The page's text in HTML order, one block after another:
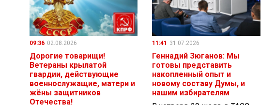
09:36 02.08.2026
Дорогие товарищи!
Ветераны крылатой
гвардии, действующие
военнослужащие, матери и
жёны защитников
Отечества!
11:41 31.07.2026
Геннадий Зюганов: Мы
готовы представить
накопленный опыт и
новому составу Думы, и
нашим избирателям